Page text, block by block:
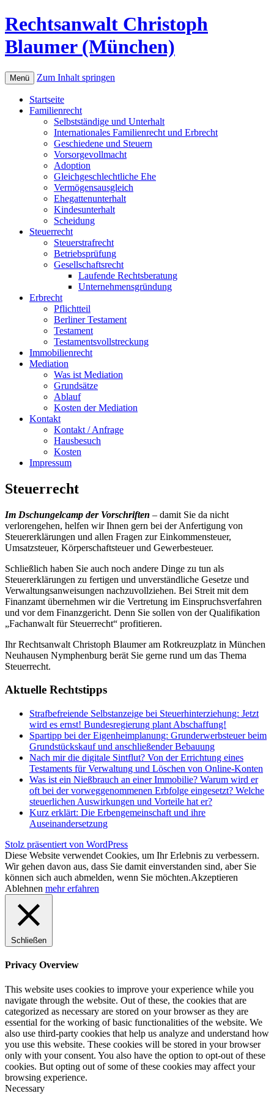
Rechtsanwalt Christoph
Blaumer (München)
Menü Zum Inhalt springen
Startseite
Familienrecht
Selbstständige und Unterhalt
Internationales Familienrecht und Erbrecht
Geschiedene und Steuern
Vorsorgevollmacht
Adoption
Gleichgeschlechtliche Ehe
Vermögensausgleich
Ehegattenunterhalt
Kindesunterhalt
Scheidung
Steuerrecht
Steuerstrafrecht
Betriebsprüfung
Gesellschaftsrecht
Laufende Rechtsberatung
Unternehmensgründung
Erbrecht
Pflichtteil
Berliner Testament
Testament
Testamentsvollstreckung
Immobilienrecht
Mediation
Was ist Mediation
Grundsätze
Ablauf
Kosten der Mediation
Kontakt
Kontakt / Anfrage
Hausbesuch
Kosten
Impressum
Steuerrecht
Im Dschungelcamp der Vorschriften – damit Sie da nicht
verlorengehen, helfen wir Ihnen gern bei der Anfertigung von
Steuererklärungen und allen Fragen zur Einkommensteuer,
Umsatzsteuer, Körperschaftsteuer und Gewerbesteuer.
Schließlich haben Sie auch noch andere Dinge zu tun als
Steuererklärungen zu fertigen und unverständliche Gesetze und
Verwaltungsanweisungen nachzuvollziehen. Bei Streit mit dem
Finanzamt übernehmen wir die Vertretung im Einspruchsverfahren
und vor dem Finanzgericht. Denn Sie sollen von der Qualifikation
„Fachanwalt für Steuerrecht“ profitieren.
Ihr Rechtsanwalt Christoph Blaumer am Rotkreuzplatz in München
Neuhausen Nymphenburg berät Sie gerne rund um das Thema
Steuerrecht.
Aktuelle Rechtstipps
Strafbefreiende Selbstanzeige bei Steuerhinterziehung: Jetzt
wird es ernst! Bundesregierung plant Abschaffung!
Spartipp bei der Eigenheimplanung: Grunderwerbsteuer beim
Grundstückskauf und anschließender Bebauung
Nach mir die digitale Sintflut? Von der Errichtung eines
Testaments für Verwaltung und Löschen von Online-Konten
Was ist ein Nießbrauch an einer Immobilie? Warum wird er
oft bei der vorweggenommenen Erbfolge eingesetzt? Welche
steuerlichen Auswirkungen und Vorteile hat er?
Kurz erklärt: Die Erbengemeinschaft und ihre
Auseinandersetzung
Stolz präsentiert von WordPress
Diese Website verwendet Cookies, um Ihr Erlebnis zu verbessern.
Wir gehen davon aus, dass Sie damit einverstanden sind, aber Sie
können sich auch abmelden, wenn Sie möchten.Akzeptieren
Ablehnen mehr erfahren
Schließen
Privacy Overview
This website uses cookies to improve your experience while you
navigate through the website. Out of these, the cookies that are
categorized as necessary are stored on your browser as they are
essential for the working of basic functionalities of the website. We
also use third-party cookies that help us analyze and understand how
you use this website. These cookies will be stored in your browser
only with your consent. You also have the option to opt-out of these
cookies. But opting out of some of these cookies may affect your
browsing experience.
Necessary